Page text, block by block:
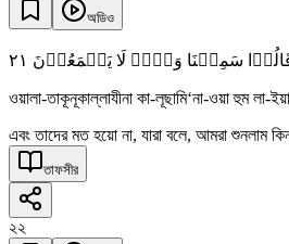
অডিও
قَالُوۡا سَمِعۡنَا وَہُمۡ لَا یَسۡمَعُوۡنَ ٢١
ওয়ালা-তাকূনূকাল্লাযীনা কা-লূছামি‘না-ওয়া হুম লা-
এবং তাদের মত হয়ো না, যারা বলে, আমরা শুনলাম
তাফসীর
২২